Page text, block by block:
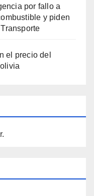
por fallo a
y piden
el precio del